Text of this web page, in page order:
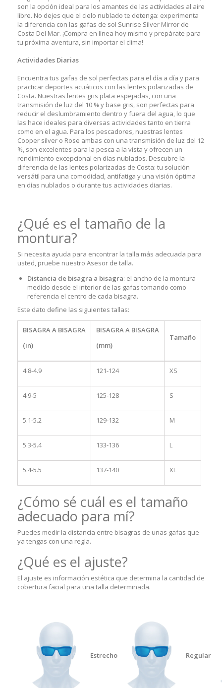
son la opción ideal para los amantes de las actividades al aire
libre. No dejes que el cielo nublado te detenga: experimenta
la diferencia con las gafas de sol Sunrise Silver Mirror de
Costa Del Mar. ¡Compra en línea hoy mismo y prepárate para
tu próxima aventura, sin importar el clima!
Actividades Diarias
Encuentra tus gafas de sol perfectas para el día a día y para
practicar deportes acuáticos con las lentes polarizadas de
Costa. Nuestras lentes gris plata espejadas, con una
transmisión de luz del 10 % y base gris, son perfectas para
reducir el deslumbramiento dentro y fuera del agua, lo que
las hace ideales para diversas actividades tanto en tierra
como en el agua. Para los pescadores, nuestras lentes
Cooper silver o Rose ambas con una transmisión de luz del 12
%, son excelentes para la pesca a la vista y ofrecen un
rendimiento excepcional en días nublados. Descubre la
diferencia de las lentes polarizadas de Costa: tu solución
versátil para una comodidad, antifatiga y una visión óptima
en días nublados o durante tus actividades diarias.
¿Qué es el tamaño de la
montura?
Si necesita ayuda para encontrar la talla más adecuada para
usted, pruebe nuestro Asesor de talla.
Distancia de bisagra a bisagra: el ancho de la montura
medido desde el interior de las gafas tomando como
referencia el centro de cada bisagra.
Este dato define las siguientes tallas:
BISAGRA A BISAGRA
(in)
BISAGRA A BISAGRA
(mm)
Tamaño
4.8-4.9 121-124 XS
4.9-5 125-128 S
5.1-5.2 129-132 M
5.3-5.4 133-136 L
5.4-5.5 137-140 XL
¿Cómo sé cuál es el tamaño
adecuado para mí?
Puedes medir la distancia entre bisagras de unas gafas que
ya tengas con una regla.
¿Qué es el ajuste?
El ajuste es información estética que determina la cantidad de
cobertura facial para una talla determinada.
Estrecho Regular